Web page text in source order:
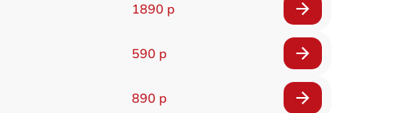
1890 р
590 р
890 р